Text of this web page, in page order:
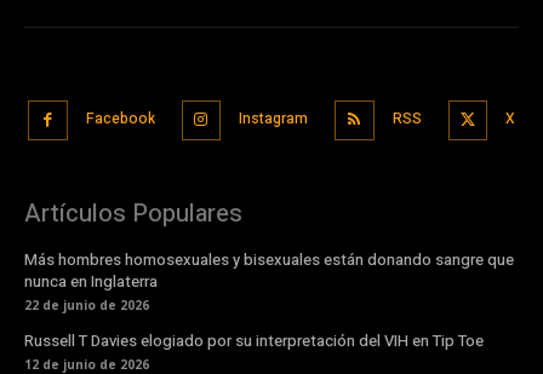
Facebook Instagram RSS X
Artículos Populares
Más hombres homosexuales y bisexuales están donando sangre que
nunca en Inglaterra
22 de junio de 2026
Russell T Davies elogiado por su interpretación del VIH en Tip Toe
12 de junio de 2026